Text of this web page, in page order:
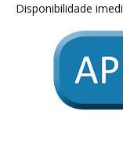
Disponibilidade